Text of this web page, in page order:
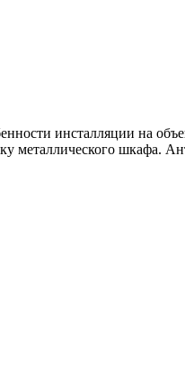
инсталляции на
металлического шкафа.